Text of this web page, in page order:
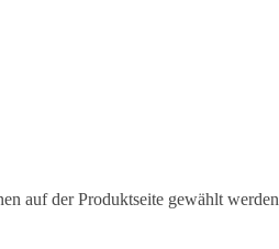
auf der Produktseite gewählt werden